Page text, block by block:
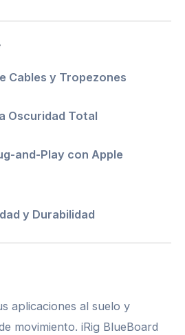
Cables y Tropezones
Oscuridad Total
and-Play con Apple
y Durabilidad
aplicaciones al suelo y
movimiento. iRig BlueBoard